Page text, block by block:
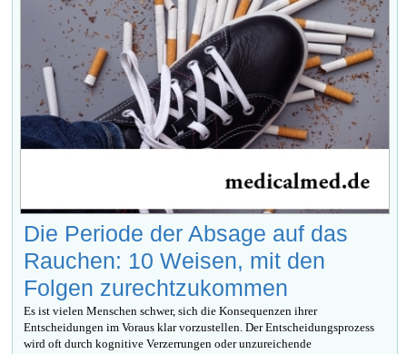
Die Periode der Absage auf das
Rauchen: 10 Weisen, mit den
Folgen zurechtzukommen
Es ist vielen Menschen schwer, sich die Konsequenzen ihrer
Entscheidungen im Voraus klar vorzustellen. Der Entscheidungsprozess
wird oft durch kognitive Verzerrungen oder unzureichende